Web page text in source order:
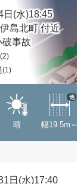
日(水)18:45
島北町 付近
事故
(2)
(1)
晴 幅19.5m～
他
日(水)17:40